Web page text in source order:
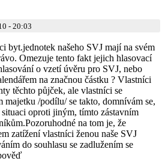
- 20:03
byt.jednotek našeho SVJ mají na svém
Omezuje tento fakt jejich hlasovací
o vzetí úvěru pro SVJ, nebo
na značnou částku ? Vlastníci
těchto půjček, ale vlastníci se
majetku /podílu/ se takto, domnívám se,
oproti jiným, tímto zástavním
na tom je, že
zatížení vlastníci ženou naše SVJ
do souhlasu se zadlužením se